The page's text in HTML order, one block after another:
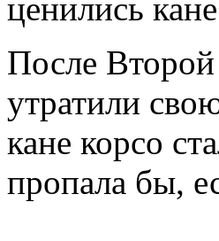
ценились
После
утратили
кане корсо
пропала бы,